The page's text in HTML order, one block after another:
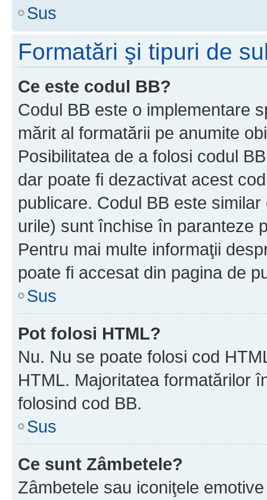
Sus
Formatări şi tipuri de
Ce este codul BB?
Codul BB este o implementare
mărit al formatării pe anumite
Posibilitatea de a folosi codul
dar poate fi dezactivat acest
publicare. Codul BB este
urile) sunt închise în paranteze
Pentru mai multe informaţii
poate fi accesat din pagina de
Sus
Pot folosi HTML?
Nu. Nu se poate folosi cod
HTML. Majoritatea formatărilor
folosind cod BB.
Sus
Ce sunt Zâmbetele?
Zâmbetele sau iconiţele